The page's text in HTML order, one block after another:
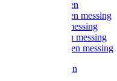
Kogelkranen
Koppelingen messing
Sproeiers messing
Tuinspuiten messing
Slangstukken messing
Handspuiten